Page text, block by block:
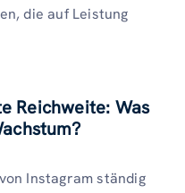
die auf Leistung
Reichweite: Was
Instagram ständig